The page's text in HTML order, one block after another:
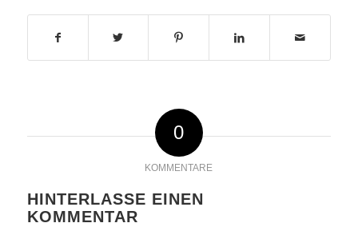
0
KOMMENTARE
HINTERLASSE EINEN
KOMMENTAR